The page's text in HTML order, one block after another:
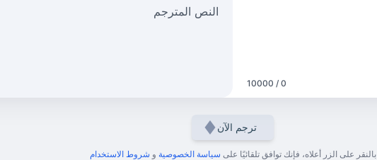
0 / 10000
النص المترجم
ترجم الآن
بالنقر على الزر أعلاه، فإنك توافق تلقائيًا على سياسة الخصوصية و شروط الاستخدام